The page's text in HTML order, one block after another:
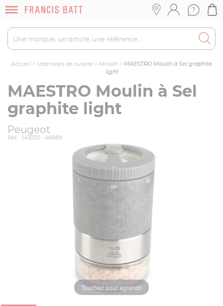
Accueil > Ustensiles de cuisine > Moulin > MAESTRO Moulin à Sel graphite
light
MAESTRO Moulin à Sel
graphite light
Peugeot
Réf. : 143033 - 46989
Touchez pour agrandir